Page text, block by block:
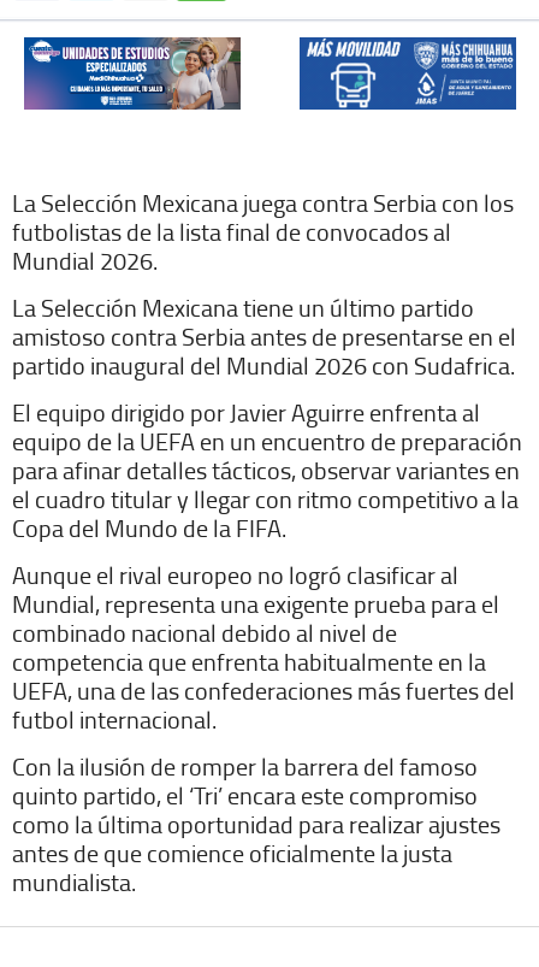
La Selección Mexicana juega contra Serbia con los
futbolistas de la lista final de convocados al
Mundial 2026.
La Selección Mexicana tiene un último partido
amistoso contra Serbia antes de presentarse en el
partido inaugural del Mundial 2026 con Sudafrica.
El equipo dirigido por Javier Aguirre enfrenta al
equipo de la UEFA en un encuentro de preparación
para afinar detalles tácticos, observar variantes en
el cuadro titular y llegar con ritmo competitivo a la
Copa del Mundo de la FIFA.
Aunque el rival europeo no logró clasificar al
Mundial, representa una exigente prueba para el
combinado nacional debido al nivel de
competencia que enfrenta habitualmente en la
UEFA, una de las confederaciones más fuertes del
futbol internacional.
Con la ilusión de romper la barrera del famoso
quinto partido, el ‘Tri’ encara este compromiso
como la última oportunidad para realizar ajustes
antes de que comience oficialmente la justa
mundialista.